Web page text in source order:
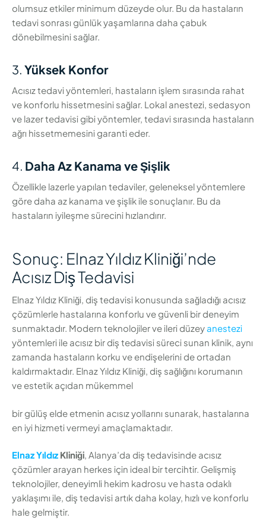
olumsuz etkiler minimum düzeyde olur. Bu da hastaların
tedavi sonrası günlük yaşamlarına daha çabuk
dönebilmesini sağlar.
3. Yüksek Konfor
Acısız tedavi yöntemleri, hastaların işlem sırasında rahat
ve konforlu hissetmesini sağlar. Lokal anestezi, sedasyon
ve lazer tedavisi gibi yöntemler, tedavi sırasında hastaların
ağrı hissetmemesini garanti eder.
4. Daha Az Kanama ve Şişlik
Özellikle lazerle yapılan tedaviler, geleneksel yöntemlere
göre daha az kanama ve şişlik ile sonuçlanır. Bu da
hastaların iyileşme sürecini hızlandırır.
Sonuç: Elnaz Yıldız Kliniği’nde
Acısız Diş Tedavisi
Elnaz Yıldız Kliniği, diş tedavisi konusunda sağladığı acısız
çözümlerle hastalarına konforlu ve güvenli bir deneyim
sunmaktadır. Modern teknolojiler ve ileri düzeyanestezi
yöntemleri ile acısız bir diş tedavisi süreci sunan klinik, aynı
zamanda hastaların korku ve endişelerini de ortadan
kaldırmaktadır. Elnaz Yıldız Kliniği, diş sağlığını korumanın
ve estetik açıdan mükemmel
bir gülüş elde etmenin acısız yollarını sunarak, hastalarına
en iyi hizmeti vermeyi amaçlamaktadır.
Elnaz Yıldız Kliniği, Alanya’da diş tedavisinde acısız
çözümler arayan herkes için ideal bir tercihtir. Gelişmiş
teknolojiler, deneyimli hekim kadrosu ve hasta odaklı
yaklaşımı ile, diş tedavisi artık daha kolay, hızlı ve konforlu
hale gelmiştir.